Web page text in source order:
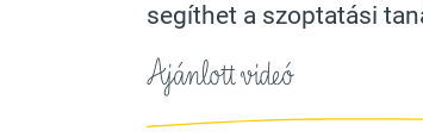
segíthet a szoptatási
Ajánlott videó